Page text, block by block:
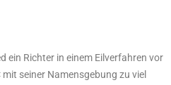
ein Richter in einem Eilverfahren vor
seiner Namensgebung zu viel